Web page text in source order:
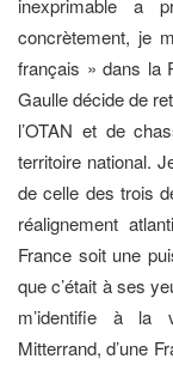
inexprimable a
concrètement, je
français » dans la
Gaulle décide de
l’OTAN et de
territoire national.
de celle des trois
réalignement
France soit une
que c’était à ses
m’identifie à la
Mitterrand, d’une